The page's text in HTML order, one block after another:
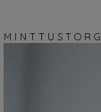
M I N T T U S T O R